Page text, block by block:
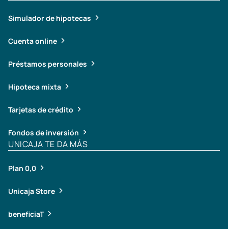
Simulador de hipotecas
Cuenta online
Préstamos personales
Hipoteca mixta
Tarjetas de crédito
Fondos de inversión
UNICAJA TE DA MÁS
Plan 0,0
Unicaja Store
beneficiaT